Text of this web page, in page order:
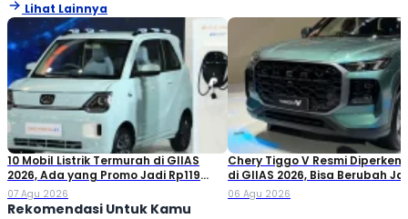
Lihat Lainnya
10 Mobil Listrik Termurah di GIIAS
2026, Ada yang Promo Jadi Rp119
Jutaan!
07 Agu 2026
Chery Tiggo V Resmi
di GIIAS 2026, Bisa Berubah
Double Cabin
06 Agu 2026
Rekomendasi Untuk Kamu